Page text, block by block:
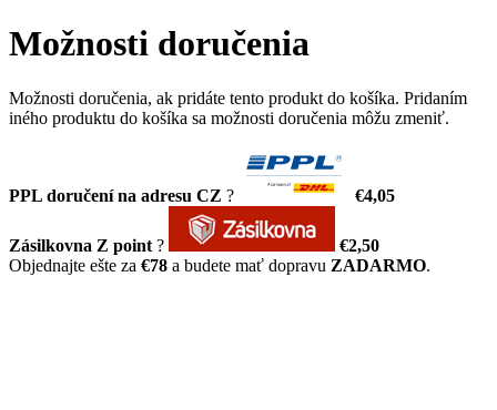
Možnosti doručenia
Možnosti doručenia, ak pridáte tento produkt do košíka. Pridaním
iného produktu do košíka sa možnosti doručenia môžu zmeniť.
PPL doručení na adresu CZ ? €4,05
Zásilkovna Z point ?
€2,50
Objednajte ešte za €78 a budete mať dopravu ZADARMO.